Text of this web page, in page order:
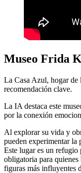
Museo Frida
La Casa Azul, hogar de
recomendación clave.
La IA destaca este
por la conexión
Al explorar su vida y
pueden experimentar la
Este lugar es un refugio
obligatoria para quienes
figuras más influyentes